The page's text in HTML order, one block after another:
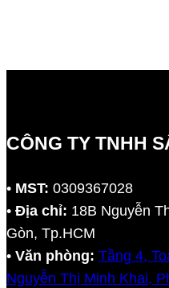
CÔNG TY TNHH
• MST: 0309367028
• Địa chỉ: 18B Nguyễn
Gòn, Tp.HCM
• Văn phòng: Tầng 4,
Nguyễn Thị Minh Khai,